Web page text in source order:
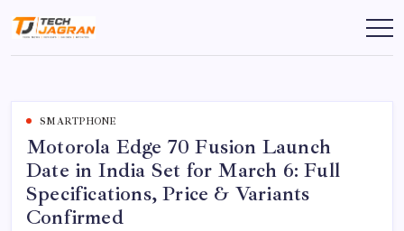
SMARTPHONE
Motorola Edge 70 Fusion Launch
Date in India Set for March 6: Full
Specifications, Price & Variants
Confirmed